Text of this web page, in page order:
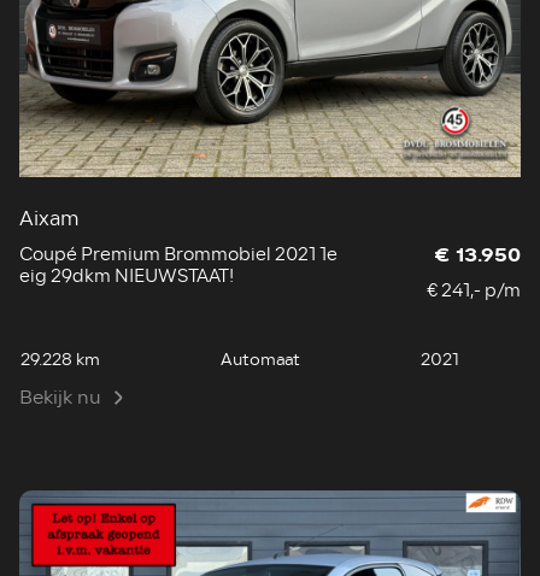
Aixam
Coupé Premium Brommobiel 2021 1e
eig 29dkm NIEUWSTAAT!
€ 13.950
€ 241,- p/m
29.228 km Automaat 2021
Bekijk nu